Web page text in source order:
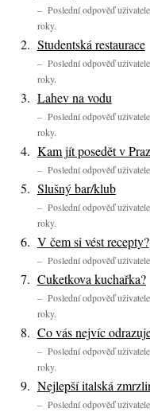
– Poslední odpověď
roky.
Studentská restaurace
– Poslední odpověď
roky.
Lahev na vodu
– Poslední odpověď
roky.
Kam jít posedět v
– Poslední odpověď
Slušný bar/klub
– Poslední odpověď
roky.
V čem si vést recepty?
– Poslední odpověď
Cuketkova kuchařka?
– Poslední odpověď
roky.
Co vás nejvíc
– Poslední odpověď
roky.
Nejlepší italská
– Poslední odpověď